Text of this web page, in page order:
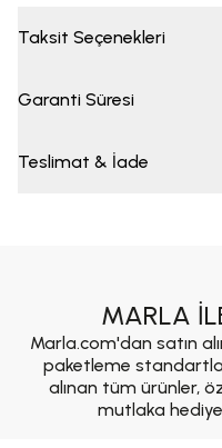
Taksit Seçenekleri
Garanti Süresi
Teslimat & İade
MARLA
Marla.com'dan satın
paketleme
alınan tüm ürünler,
mutlaka